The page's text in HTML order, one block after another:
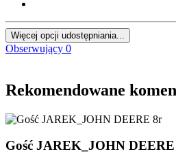
Więcej opcji udostępniania...
Obserwujący 0
Rekomendowane
Gość JAREK_JOHN